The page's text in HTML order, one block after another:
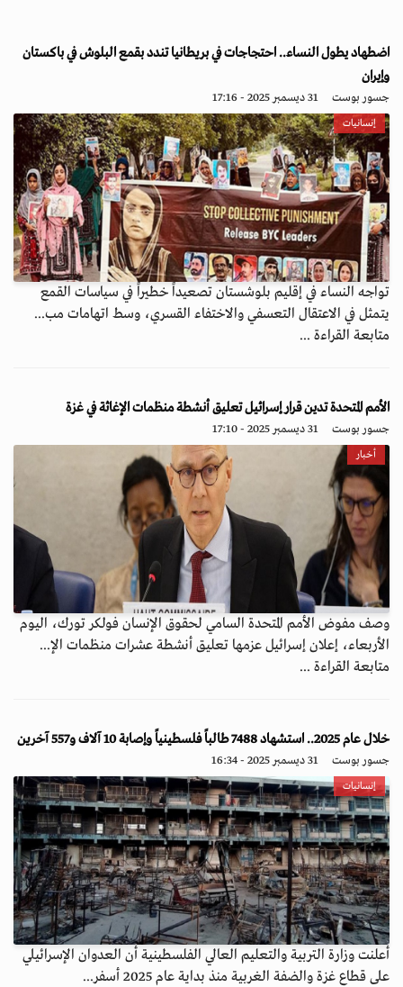
اضطهاد يطول النساء.. احتجاجات في بريطانيا تندد بقمع البلوش في باكستان
وإيران
جسور بوست 31 ديسمبر 2025 - 17:16
إنسانيات
تواجه النساء في إقليم بلوشستان تصعيداً خطيراً في سياسات القمع
يتمثل في الاعتقال التعسفي والاختفاء القسري، وسط اتهامات مب...
متابعة القراءة ...
الأمم المتحدة تدين قرار إسرائيل تعليق أنشطة منظمات الإغاثة في غزة
جسور بوست 31 ديسمبر 2025 - 17:10
أخبار
وصف مفوض الأمم المتحدة السامي لحقوق الإنسان فولكر تورك، اليوم
الأربعاء، إعلان إسرائيل عزمها تعليق أنشطة عشرات منظمات الإ...
متابعة القراءة ...
خلال عام 2025.. استشهاد 7488 طالباً فلسطينياً وإصابة 10 آلاف و557 آخرين
جسور بوست 31 ديسمبر 2025 - 16:34
إنسانيات
أعلنت وزارة التربية والتعليم العالي الفلسطينية أن العدوان الإسرائيلي
على قطاع غزة والضفة الغربية منذ بداية عام 2025 أسفر...